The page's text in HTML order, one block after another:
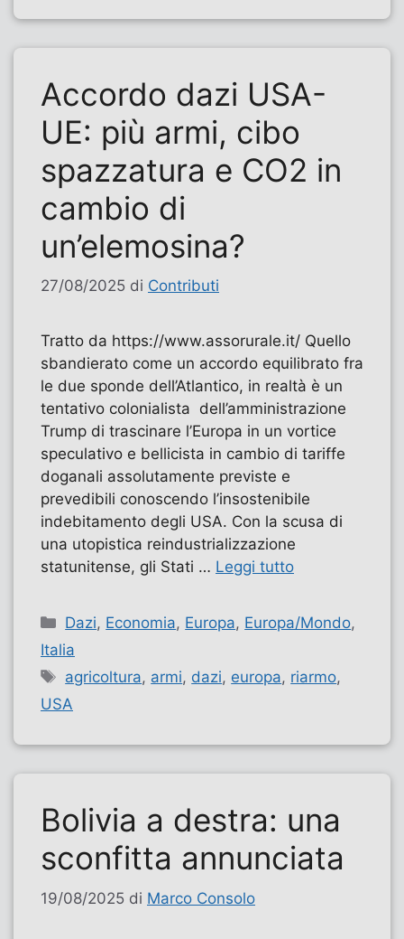
Accordo dazi USA-
UE: più armi, cibo
spazzatura e CO2 in
cambio di
un’elemosina?
27/08/2025 di Contributi
Tratto da https://www.assorurale.it/ Quello
sbandierato come un accordo equilibrato fra
le due sponde dell’Atlantico, in realtà è un
tentativo colonialista dell’amministrazione
Trump di trascinare l’Europa in un vortice
speculativo e bellicista in cambio di tariffe
doganali assolutamente previste e
prevedibili conoscendo l’insostenibile
indebitamento degli USA. Con la scusa di
una utopistica reindustrializzazione
statunitense, gli Stati … Leggi tutto
Categorie
Dazi, Economia, Europa, Europa/Mondo,
Italia
Tag
agricoltura, armi, dazi, europa, riarmo,
USA
Bolivia a destra: una
sconfitta annunciata
19/08/2025 di Marco Consolo